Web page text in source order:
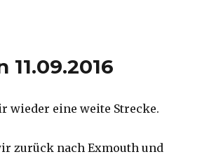
11.09.2016
wieder eine weite Strecke.
zurück nach Exmouth und